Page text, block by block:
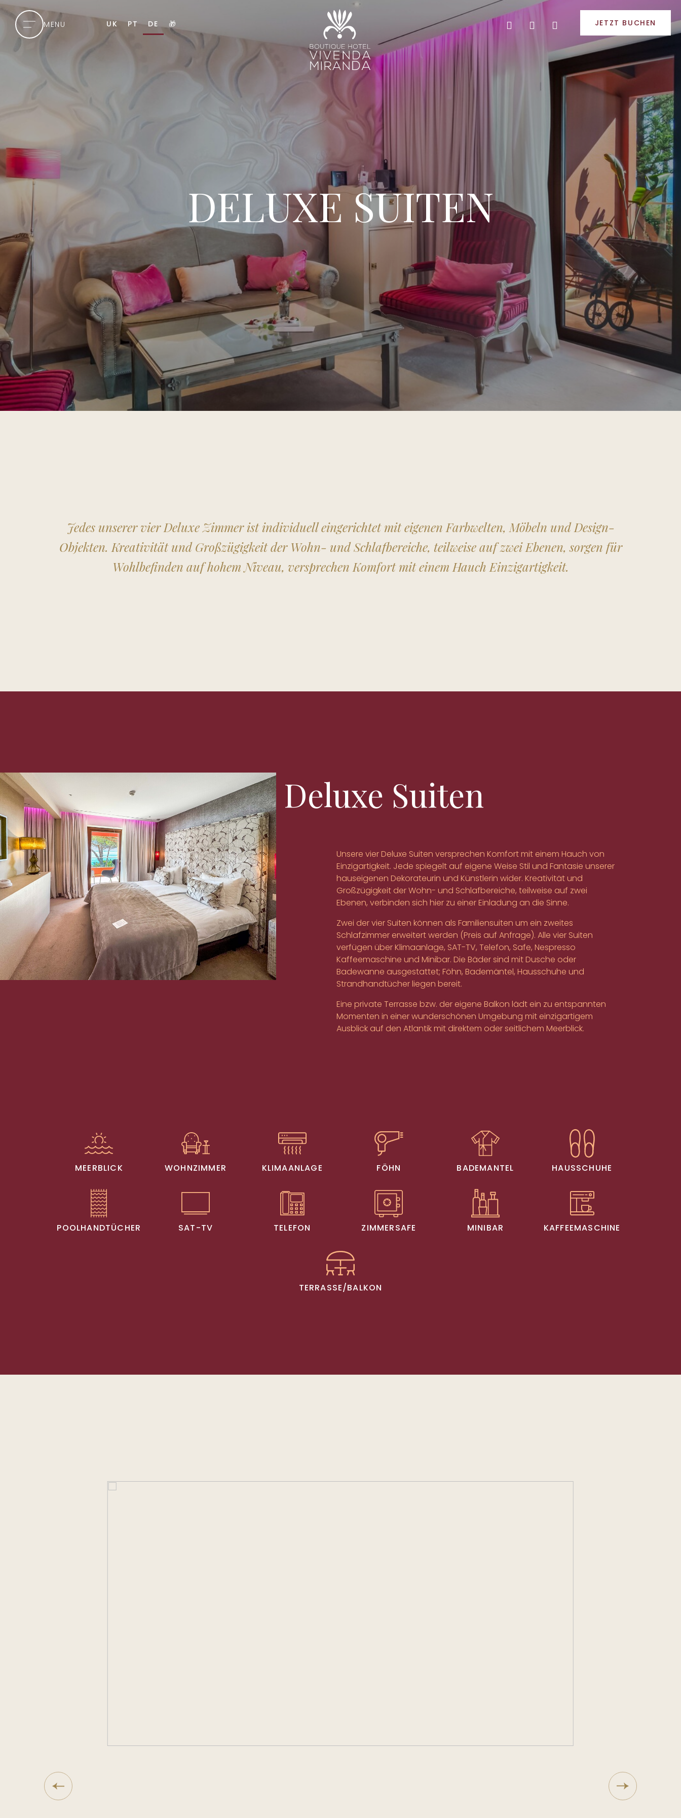
MENU UK PT DE 🎁 JETZT BUCHEN
DELUXE SUITEN
Jedes unserer vier Deluxe Zimmer ist individuell eingerichtet mit eigenen Farbwelten, Möbeln und Design-
Objekten. Kreativität und Großzügigkeit der Wohn- und Schlafbereiche, teilweise auf zwei Ebenen, sorgen für
Wohlbefinden auf hohem Niveau, versprechen Komfort mit einem Hauch Einzigartigkeit.
Deluxe Suiten
Unsere vier Deluxe Suiten versprechen Komfort mit einem Hauch von
Einzigartigkeit. Jede spiegelt auf eigene Weise Stil und Fantasie unserer
hauseigenen Dekorateurin und Künstlerin wider. Kreativität und
Großzügigkeit der Wohn- und Schlafbereiche, teilweise auf zwei
Ebenen, verbinden sich hier zu einer Einladung an die Sinne.
Zwei der vier Suiten können als Familiensuiten um ein zweites
Schlafzimmer erweitert werden (Preis auf Anfrage). Alle vier Suiten
verfügen über Klimaanlage, SAT-TV, Telefon, Safe, Nespresso
Kaffeemaschine und Minibar. Die Bäder sind mit Dusche oder
Badewanne ausgestattet; Föhn, Bademäntel, Hausschuhe und
Strandhandtücher liegen bereit.
Eine private Terrasse bzw. der eigene Balkon lädt ein zu entspannten
Momenten in einer wunderschönen Umgebung mit einzigartigem
Ausblick auf den Atlantik mit direktem oder seitlichem Meerblick.
MEERBLICK WOHNZIMMER KLIMAANLAGE FÖHN BADEMANTEL HAUSSCHUHE
POOLHANDTÜCHER SAT-TV TELEFON ZIMMERSAFE MINIBAR KAFFEEMASCHINE
TERRASSE/BALKON